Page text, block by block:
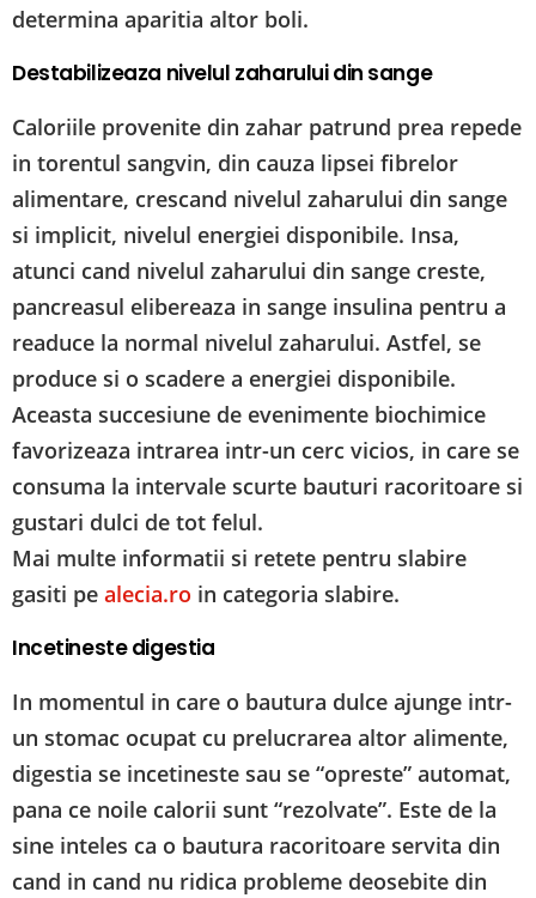
determina aparitia altor boli.
Destabilizeaza nivelul zaharului din sange
Caloriile provenite din zahar patrund prea repede
in torentul sangvin, din cauza lipsei fibrelor
alimentare, crescand nivelul zaharului din sange
si implicit, nivelul energiei disponibile. Insa,
atunci cand nivelul zaharului din sange creste,
pancreasul elibereaza in sange insulina pentru a
readuce la normal nivelul zaharului. Astfel, se
produce si o scadere a energiei disponibile.
Aceasta succesiune de evenimente biochimice
favorizeaza intrarea intr-un cerc vicios, in care se
consuma la intervale scurte bauturi racoritoare si
gustari dulci de tot felul.
Mai multe informatii si retete pentru slabire
gasiti pe alecia.ro in categoria slabire.
Incetineste digestia
In momentul in care o bautura dulce ajunge intr-
un stomac ocupat cu prelucrarea altor alimente,
digestia se incetineste sau se “opreste” automat,
pana ce noile calorii sunt “rezolvate”. Este de la
sine inteles ca o bautura racoritoare servita din
cand in cand nu ridica probleme deosebite din